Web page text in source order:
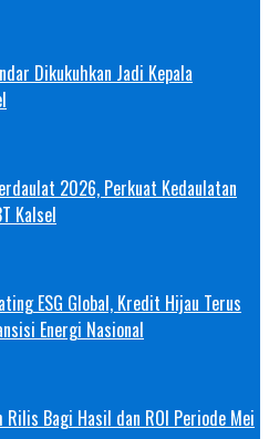
Dikukuhkan Jadi Kepala
2026, Perkuat Kedaulatan
Kalsel
ESG Global, Kredit Hijau Terus
Energi Nasional
Rilis Bagi Hasil dan ROI Periode Mei